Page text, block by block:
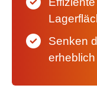
Senken
erheblich